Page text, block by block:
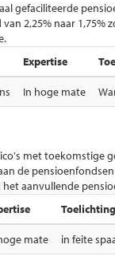
gefaciliteerde
2,25% naar 1,75%
Expertise
In hoge mate
met toekomstige
de
aanvullende
Toelichting
mate in feite